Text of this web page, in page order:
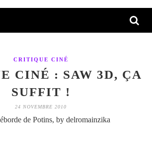
CRITIQUE CINÉ
CINÉ : SAW 3D, ÇA
SUFFIT !
24 NOVEMBRE 2010
de Potins, by delromainzika